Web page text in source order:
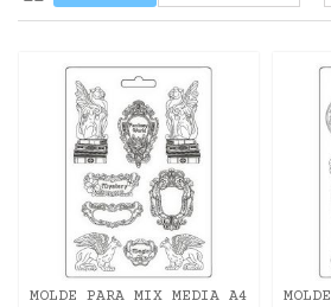
MOLDE PARA MIX MEDIA A4